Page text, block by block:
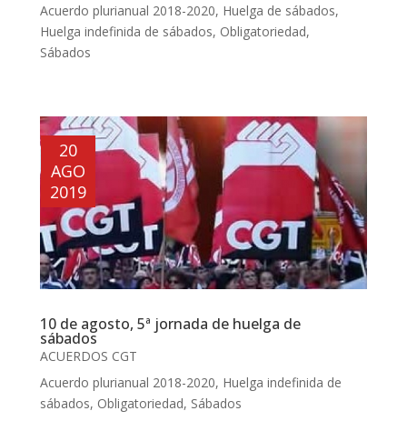
Acuerdo plurianual 2018-2020, Huelga de sábados,
Huelga indefinida de sábados, Obligatoriedad,
Sábados
10 de agosto, 5ª jornada de huelga de
sábados
20
AGO
2019
ACUERDOS CGT
Acuerdo plurianual 2018-2020, Huelga indefinida de
sábados, Obligatoriedad, Sábados